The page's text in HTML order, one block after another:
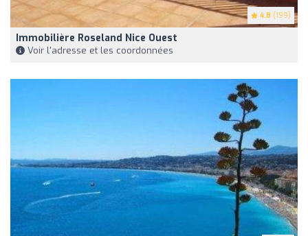
4.8 (199)
Immobilière Roseland Nice Ouest
Voir l'adresse et les coordonnées